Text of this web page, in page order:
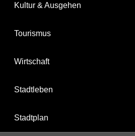
Kultur & Ausgehen
Tourismus
Wirtschaft
Stadtleben
Stadtplan